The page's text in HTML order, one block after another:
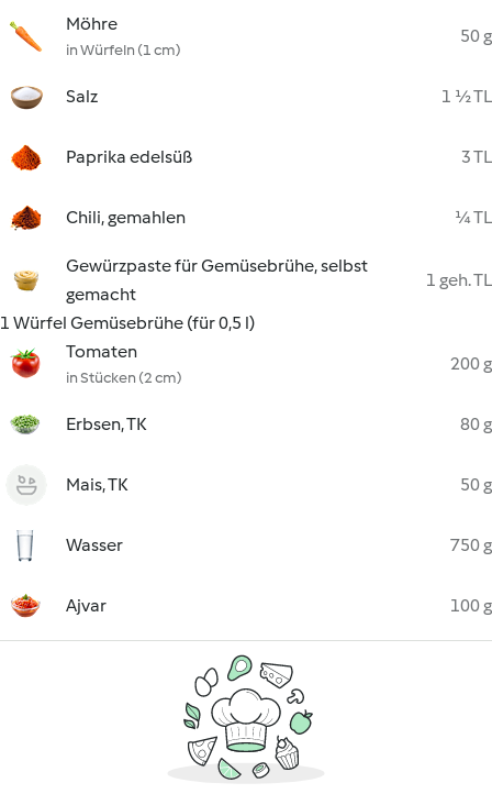
Möhre
in Würfeln (1 cm)
50 g
Salz 1 ½ TL
Paprika edelsüß 3 TL
Chili, gemahlen ¼ TL
Gewürzpaste für Gemüsebrühe, selbst
gemacht
1 geh. TL
1 Würfel Gemüsebrühe (für 0,5 l)
Tomaten
in Stücken (2 cm)
200 g
Erbsen, TK 80 g
Mais, TK 50 g
Wasser 750 g
Ajvar 100 g